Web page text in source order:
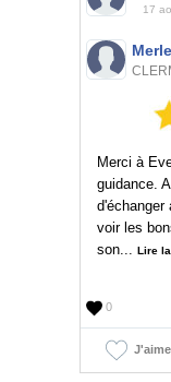
17
Merci à
guidance.
d'échanger
voir les
son...
Lire
0
J'aime